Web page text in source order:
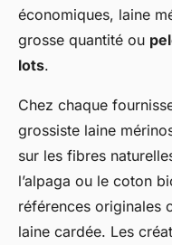
économiques, laine
grosse quantité ou
lots.
Chez chaque
grossiste laine
sur les fibres
l’alpaga ou le coton
références originales
laine cardée. Les